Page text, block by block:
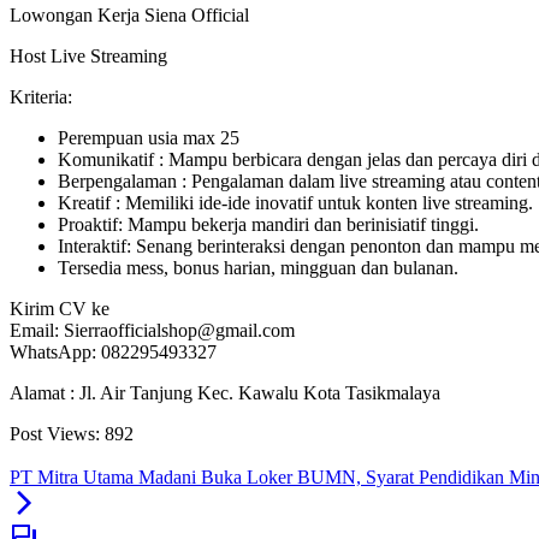
Lowongan Kerja Siena Official
Host Live Streaming
Kriteria:
Perempuan usia max 25
Komunikatif : Mampu berbicara dengan jelas dan percaya diri
Berpengalaman : Pengalaman dalam live streaming atau
Kreatif : Memiliki ide-ide inovatif untuk konten live streaming.
Proaktif: Mampu bekerja mandiri dan berinisiatif tinggi.
Interaktif: Senang berinteraksi dengan penonton dan mampu
Tersedia mess, bonus harian, mingguan dan bulanan.
Kirim CV ke
Email: Sierraofficialshop@gmail.com
WhatsApp: 082295493327
Alamat : Jl. Air Tanjung Kec. Kawalu Kota Tasikmalaya
Post Views: 892
PT Mitra Utama Madani Buka Loker BUMN, Syarat Pendidikan